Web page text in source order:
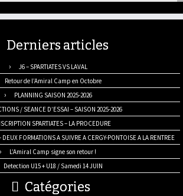
Derniers articles
J6 – SPARTIATES VS LAVAL
Retour de l’Amiral Camp en Octobre
PLANNING SAISON 2025-2026
/ SEANCE D’ESSAI – SAISON 2025-2026
SPARTIATES – LA PROCEDURE
DEUX FORMATIONS A SUIVRE A CERGY-PONTOISE A LA RENTREE
L’Amiral Camp signe son retour !
Detection U15 + U18 / Samedi 14 JUIN
Catégories